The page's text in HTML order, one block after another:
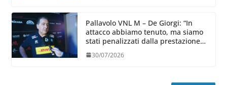
Pallavolo VNL M – De Giorgi: “In
attacco abbiamo tenuto, ma siamo
stati penalizzati dalla prestazione
30/07/2026